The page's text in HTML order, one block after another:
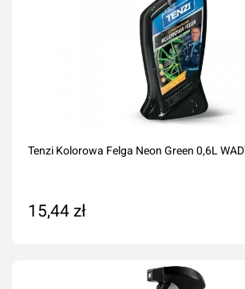
Tenzi Kolorowa Felga Neon Green 0,6L
15,44 zł